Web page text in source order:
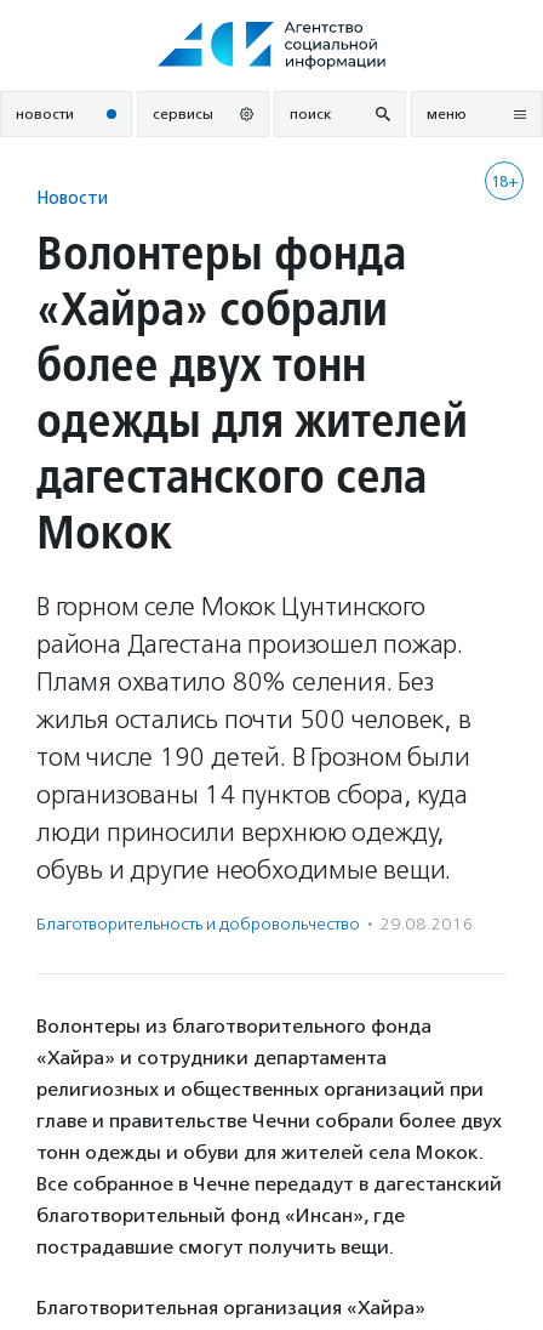
новости сервисы поиск меню
18+
Новости
Волонтеры фонда
«Хайра» собрали
более двух тонн
одежды для жителей
дагестанского села
Мокок
В горном селе Мокок Цунтинского
района Дагестана произошел пожар.
Пламя охватило 80% селения. Без
жилья остались почти 500 человек, в
том числе 190 детей. В Грозном были
организованы 14 пунктов сбора, куда
люди приносили верхнюю одежду,
обувь и другие необходимые вещи.
Благотвори­тель­ность и доброволь­чест­во · 29.08.2016
Волонтеры из благотворительного фонда
«Хайра» и сотрудники департамента
религиозных и общественных организаций при
главе и правительстве Чечни собрали более двух
тонн одежды и обуви для жителей села Мокок.
Все собранное в Чечне передадут в дагестанский
благотворительный фонд «Инсан», где
пострадавшие смогут получить вещи.
Благотворительная организация «Хайра»